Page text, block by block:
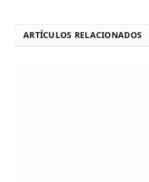
ARTÍCULOS RELACIONADOS